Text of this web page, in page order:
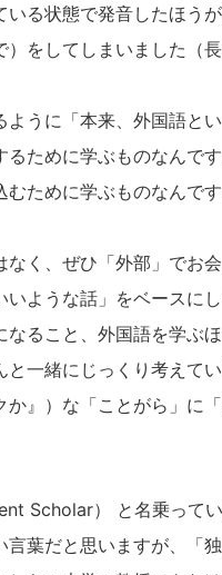
いる状態で発音したほう
をしてしまいました（
うに「本来、外国語と
ために学ぶものなんで
ために学ぶものなんで
く、ぜひ「外部」でお会
ような話」をベースに
ること、外国語を学ぶ
一緒にじっくり考えて
』）な「ことがら」に
Scholar） と名乗って
言葉だと思いますが、「